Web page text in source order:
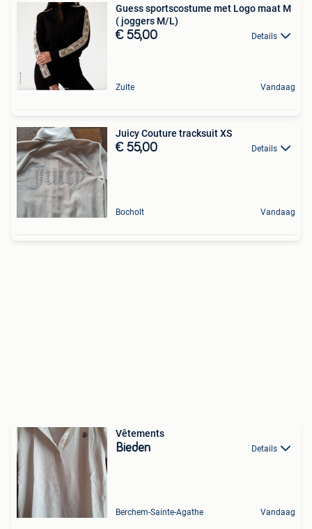
Guess sportscostume met Logo maat M
( joggers M/L)
€ 55,00 Details
Zulte Vandaag
Juicy Couture tracksuit XS
€ 55,00 Details
Bocholt Vandaag
Vêtements
Bieden Details
Berchem-Sainte-Agathe Vandaag